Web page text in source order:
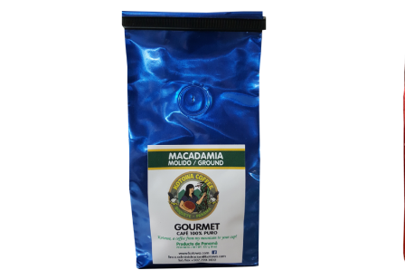
Este
producto
tiene
múltiples
variantes.
Las
opciones
se
pueden
elegir
en